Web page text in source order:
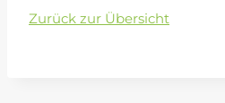
Zurück zur Übersicht